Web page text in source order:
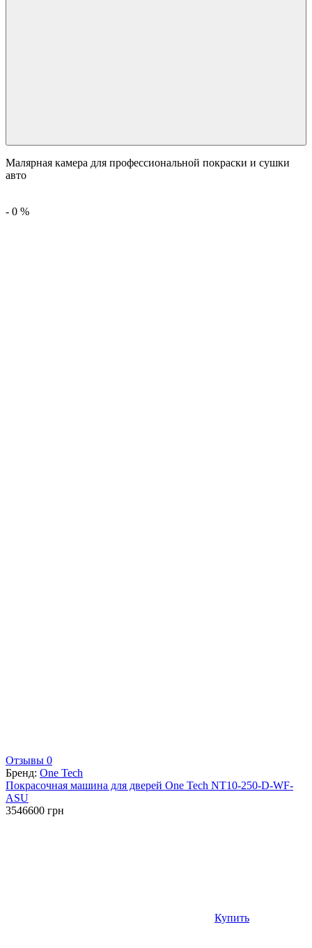
Малярная камера для профессиональной покраски и сушки
авто
- 0 %
Отзывы 0
Бренд: One Tech
Покрасочная машина для дверей One Tech NT10-250-D-WF-
ASU
3546600 грн
Купить